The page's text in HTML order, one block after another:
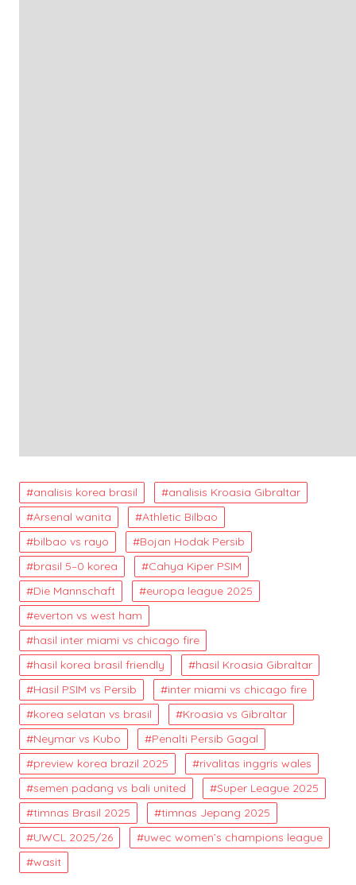
analisis korea brasil
analisis Kroasia Gibraltar
Arsenal wanita
Athletic Bilbao
bilbao vs rayo
Bojan Hodak Persib
brasil 5–0 korea
Cahya Kiper PSIM
Die Mannschaft
europa league 2025
everton vs west ham
hasil inter miami vs chicago fire
hasil korea brasil friendly
hasil Kroasia Gibraltar
Hasil PSIM vs Persib
inter miami vs chicago fire
korea selatan vs brasil
Kroasia vs Gibraltar
Neymar vs Kubo
Penalti Persib Gagal
preview korea brazil 2025
rivalitas inggris wales
semen padang vs bali united
Super League 2025
timnas Brasil 2025
timnas Jepang 2025
UWCL 2025/26
uwec women’s champions league
wasit